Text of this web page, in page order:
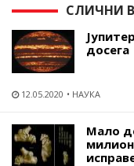
СЛИЧНИ
досега
12.05.2020 НАУКА
Мало